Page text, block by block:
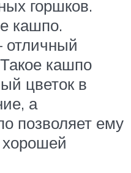
горшков.
кашпо.
отличный
кашпо
цветок в
а
позволяет ему
хорошей